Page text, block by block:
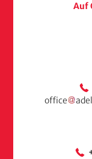
Auf
office